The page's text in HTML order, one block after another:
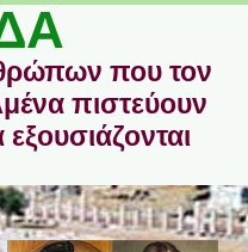
που τον
πιστεύουν